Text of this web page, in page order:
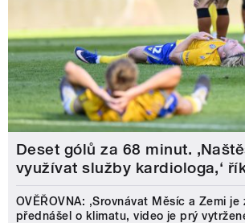
Deset gólů za 68 minut.
využívat služby kardiologa,‘
OVĚŘOVNA: ‚Srovnávat Měsíc a Zemi je
přednášel o klimatu, video je prý